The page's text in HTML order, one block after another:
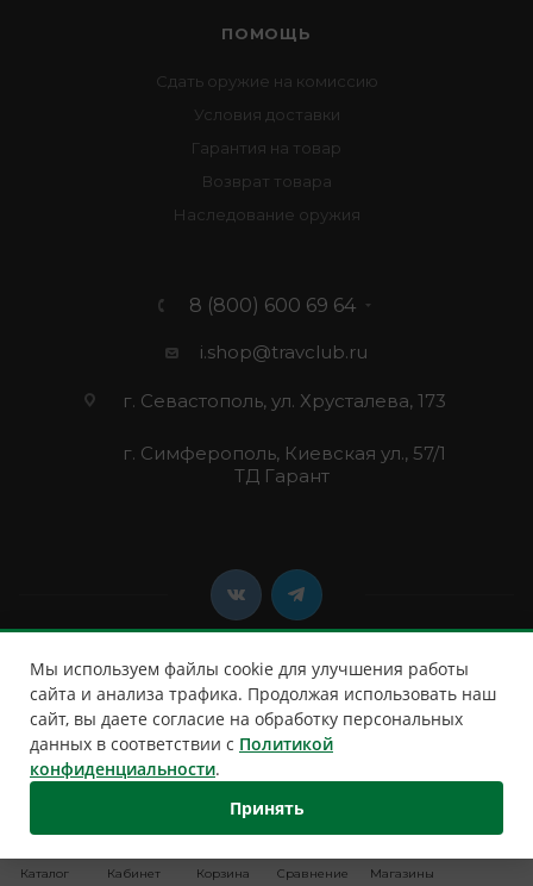
ПОМОЩЬ
Сдать оружие на комиссию
Условия доставки
Гарантия на товар
Возврат товара
Наследование оружия
8 (800) 600 69 64
i.shop@travclub.ru
г. Севастополь, ул. Хрусталева, 173
г. Симферополь, Киевская ул., 57/1
ТД Гарант
2026 © Клуб Путешественников
Каталог Кабинет Корзина Сравнение Магазины
Мы используем файлы cookie для улучшения работы
сайта и анализа трафика. Продолжая использовать наш
сайт, вы даете согласие на обработку персональных
данных в соответствии с Политикой
конфиденциальности.
Принять